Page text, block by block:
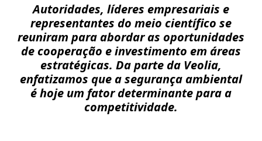
Autoridades, líderes empresariais e
representantes do meio científico se
reuniram para abordar as oportunidades
de cooperação e investimento em áreas
estratégicas. Da parte da Veolia,
enfatizamos que a segurança ambiental
é hoje um fator determinante para a
competitividade.